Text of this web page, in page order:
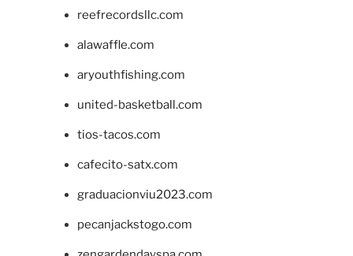
reefrecordsllc.com
alawaffle.com
aryouthfishing.com
united-basketball.com
tios-tacos.com
cafecito-satx.com
graduacionviu2023.com
pecanjackstogo.com